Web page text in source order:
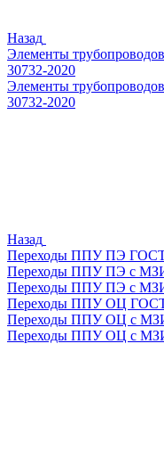
Назад
Элементы
30732-2020
Элементы
30732-2020
Назад
Переходы ППУ ПЭ ГОСТ
Переходы ППУ ПЭ с
Переходы ППУ ПЭ с
Переходы ППУ ОЦ ГОСТ
Переходы ППУ ОЦ с
Переходы ППУ ОЦ с